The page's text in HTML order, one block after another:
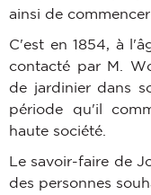
ainsi de commencer.
C'est en 1854, à
contacté par M.
de jardinier dans
période qu'il
haute société.
Le savoir-faire de
des personnes